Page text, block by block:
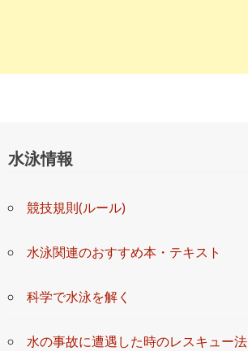
水泳情報
競技規則(ルール)
水泳関連のおすすめ本・テキスト
科学で水泳を解く
水の事故に遭遇した時のレスキュー法